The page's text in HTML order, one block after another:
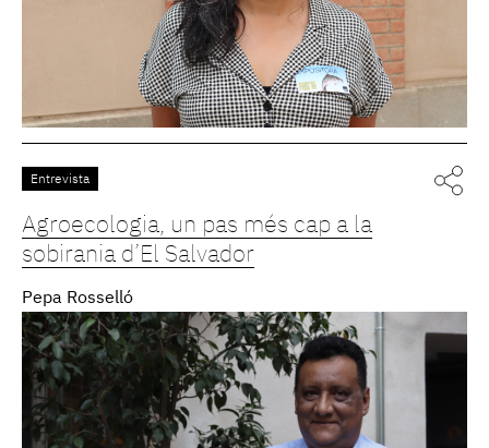
Entrevista
Agroecologia, un pas més cap a la
sobirania d’El Salvador
Pepa Rosselló